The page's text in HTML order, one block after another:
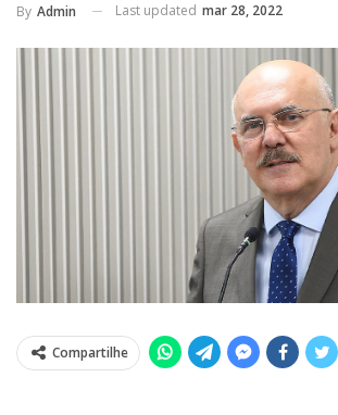
By Admin Last updated mar 28, 2022
Compartilhe